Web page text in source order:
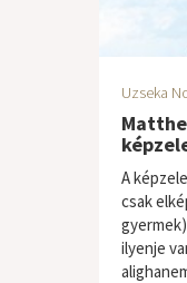
Uzseka
A
csak
ilyenje